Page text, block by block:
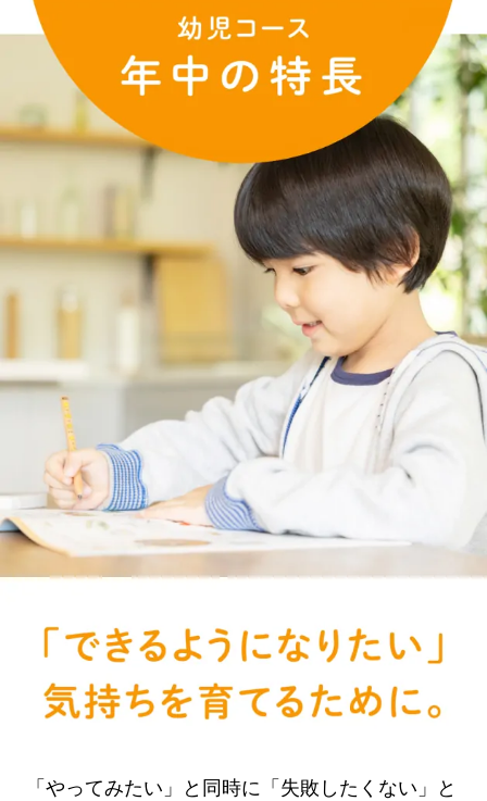
「やってみたい」と同時に「失敗したくない」と